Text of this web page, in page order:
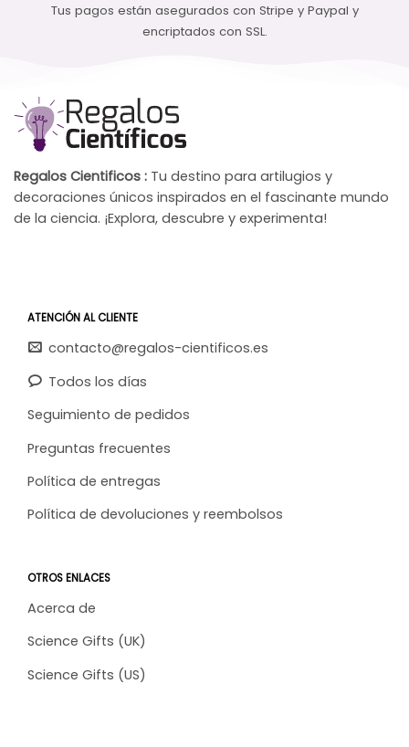
Tus pagos están asegurados con Stripe y Paypal y
encriptados con SSL.
Regalos Cientificos : Tu destino para artilugios y
decoraciones únicos inspirados en el fascinante mundo
de la ciencia. ¡Explora, descubre y experimenta!
ATENCIÓN AL CLIENTE
contacto@regalos-cientificos.es
Todos los días
Seguimiento de pedidos
Preguntas frecuentes
Política de entregas
Política de devoluciones y reembolsos
OTROS ENLACES
Acerca de
Science Gifts (UK)
Science Gifts (US)